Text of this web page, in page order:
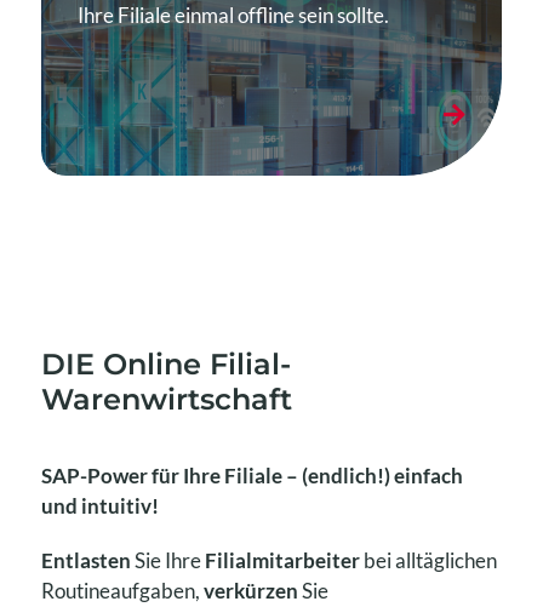
Ihre Filiale einmal offline sein sollte.
DIE Online Filial-
Warenwirtschaft
SAP-Power für Ihre Filiale – (endlich!) einfach
und intuitiv!
EntlastenSie IhreFilialmitarbeiterbei alltäglichen
Routineaufgaben,verkürzenSie